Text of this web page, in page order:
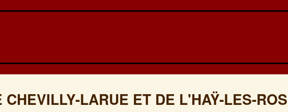
CHEVILLY-LARUE ET DE L'HAŸ-LES-